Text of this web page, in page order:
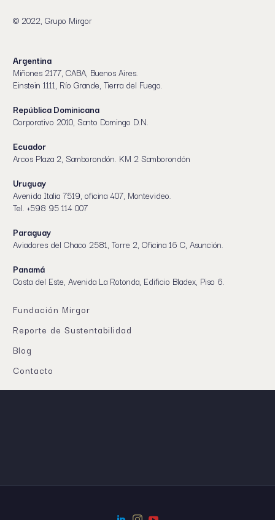
© 2022, Grupo Mirgor
Argentina
Miñones 2177, CABA, Buenos Aires.
Einstein 1111, Río Grande, Tierra del Fuego.
República Dominicana
Corporativo 2010, Santo Domingo D.N.
Ecuador
Arcos Plaza 2, Samborondón. KM 2 Samborondón
Uruguay
Avenida Italia 7519, oficina 407, Montevideo.
Tel. +598 95 114 007
Paraguay
Aviadores del Chaco 2581, Torre 2, Oficina 16 C, Asunción.
Panamá
Costa del Este, Avenida La Rotonda, Edificio Bladex, Piso 6.
Fundación Mirgor
Reporte de Sustentabilidad
Blog
Contacto